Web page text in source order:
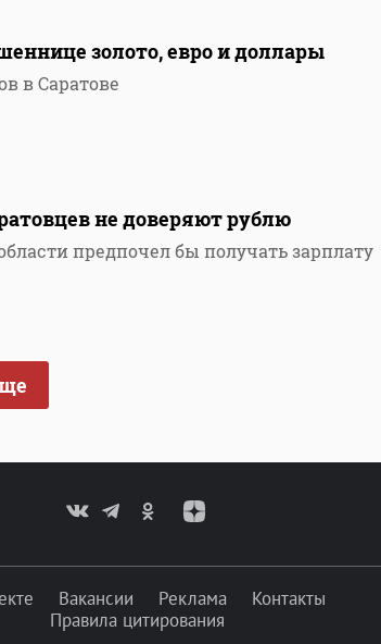
золото, евро и доллары
в Саратове
не доверяют рублю
предпочел бы получать зарплату
Вакансии Реклама
Контакты
Правила цитирования